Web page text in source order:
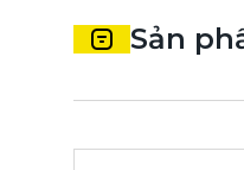
Sản